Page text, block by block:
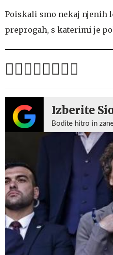
Poiskali smo nekaj njenih
preprogah, s katerimi je
Izberite
Bodite hitro in